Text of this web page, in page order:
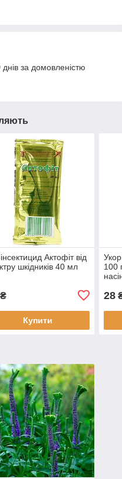
за домовленістю
Актофіт від
шкідників 40 мл
Купити
100
28